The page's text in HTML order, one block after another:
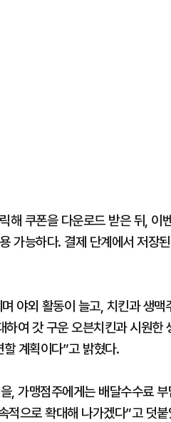
해 쿠폰을 다운로드 받은 뒤, 이
가능하다. 결제 단계에서 저장
야외 활동이 늘고, 치킨과 생맥
여 갓 구운 오븐치킨과 시원한
계획이다”고 밝혔다.
, 가맹점주에게는 배달수수료
적으로 확대해 나가겠다”고 덧